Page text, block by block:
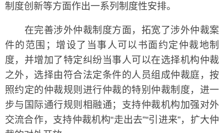
制度创新等方面作出一系列制度性安排。
在完善涉外仲裁制度方面，拓宽了涉外仲裁案
件的范围；增设了当事人可以书面约定仲裁地制
度，并增加了特定纠纷当事人可以在选择机构仲裁
之外，选择由符合法定条件的人员组成仲裁庭，按
照约定的仲裁规则进行仲裁的特别仲裁制度，进一
步与国际通行规则相融通；支持仲裁机构加强对外
交流合作，支持仲裁机构“走出去”“引进来”，扩大仲